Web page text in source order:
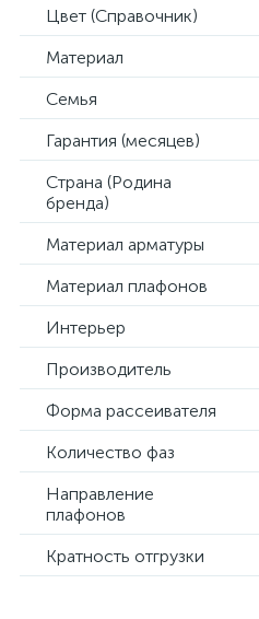
Цвет (Справочник)
Материал
Семья
Гарантия (месяцев)
Страна (Родина
бренда)
Материал арматуры
Материал плафонов
Интерьер
Производитель
Форма рассеивателя
Количество фаз
Направление
плафонов
Кратность отгрузки